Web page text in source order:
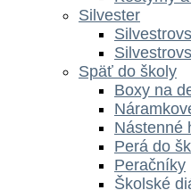
Silvester
Späť do školy
Boxy na
Nástenné
Perá do
Peračníky
Školské